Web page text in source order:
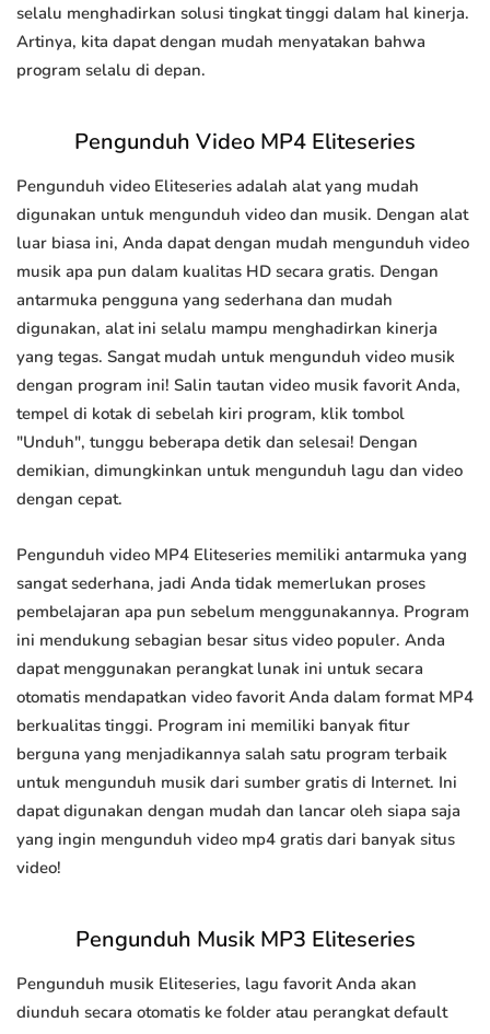
selalu menghadirkan solusi tingkat tinggi dalam hal kinerja.
Artinya, kita dapat dengan mudah menyatakan bahwa
program selalu di depan.
Pengunduh Video MP4 Eliteseries
Pengunduh video Eliteseries adalah alat yang mudah
digunakan untuk mengunduh video dan musik. Dengan alat
luar biasa ini, Anda dapat dengan mudah mengunduh video
musik apa pun dalam kualitas HD secara gratis. Dengan
antarmuka pengguna yang sederhana dan mudah
digunakan, alat ini selalu mampu menghadirkan kinerja
yang tegas. Sangat mudah untuk mengunduh video musik
dengan program ini! Salin tautan video musik favorit Anda,
tempel di kotak di sebelah kiri program, klik tombol
"Unduh", tunggu beberapa detik dan selesai! Dengan
demikian, dimungkinkan untuk mengunduh lagu dan video
dengan cepat.
Pengunduh video MP4 Eliteseries memiliki antarmuka yang
sangat sederhana, jadi Anda tidak memerlukan proses
pembelajaran apa pun sebelum menggunakannya. Program
ini mendukung sebagian besar situs video populer. Anda
dapat menggunakan perangkat lunak ini untuk secara
otomatis mendapatkan video favorit Anda dalam format MP4
berkualitas tinggi. Program ini memiliki banyak fitur
berguna yang menjadikannya salah satu program terbaik
untuk mengunduh musik dari sumber gratis di Internet. Ini
dapat digunakan dengan mudah dan lancar oleh siapa saja
yang ingin mengunduh video mp4 gratis dari banyak situs
video!
Pengunduh Musik MP3 Eliteseries
Pengunduh musik Eliteseries, lagu favorit Anda akan
diunduh secara otomatis ke folder atau perangkat default